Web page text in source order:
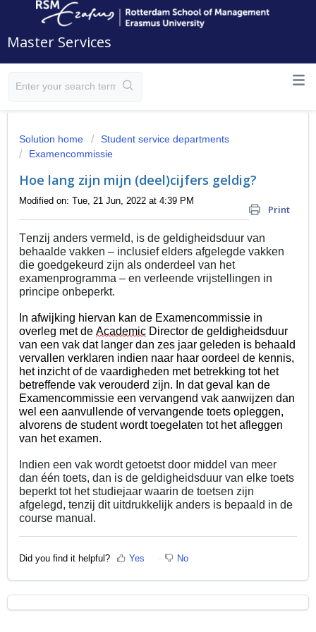
Master Services
Solution home
Student service departments
Examencommissie
Hoe lang zijn mijn (deel)cijfers geldig?
Print
Modified on: Tue, 21 Jun, 2022 at 4:39 PM
Tenzij anders vermeld, is de geldigheidsduur van
behaalde vakken – inclusief elders afgelegde vakken
die goedgekeurd zijn als onderdeel van het
examenprogramma – en verleende vrijstellingen in
principe onbeperkt.
In afwijking hiervan kan de Examencommissie in
overleg met de Academic Director de geldigheidsduur
van een vak dat langer dan zes jaar geleden is behaald
vervallen verklaren indien naar haar oordeel de kennis,
het inzicht of de vaardigheden met betrekking tot het
betreffende vak verouderd zijn. In dat geval kan de
Examencommissie een vervangend vak aanwijzen dan
wel een aanvullende of vervangende toets opleggen,
alvorens de student wordt toegelaten tot het afleggen
van het examen.
Indien een vak wordt getoetst door middel van meer
dan één toets, dan is de geldigheidsduur van elke toets
beperkt tot het studiejaar waarin de toetsen zijn
afgelegd, tenzij dit uitdrukkelijk anders is bepaald in de
course manual.
Did you find it helpful? Yes No